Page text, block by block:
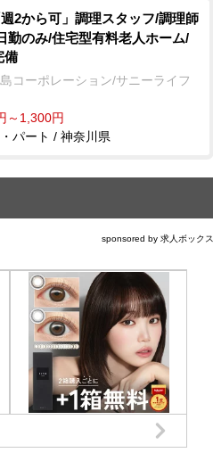
週2から可」調理スタッフ/調理師
勤のみ/住宅型有料老人ホーム/
備
コーポレーション/サニーライフ
～1,300円
パート / 神奈川県
sponsored by 求人ボックス